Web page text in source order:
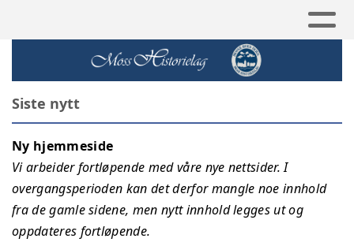
Siste nytt
Ny hjemmeside
Vi arbeider fortløpende med våre nye nettsider. I
overgangsperioden kan det derfor mangle noe innhold
fra de gamle sidene, men nytt innhold legges ut og
oppdateres fortløpende.